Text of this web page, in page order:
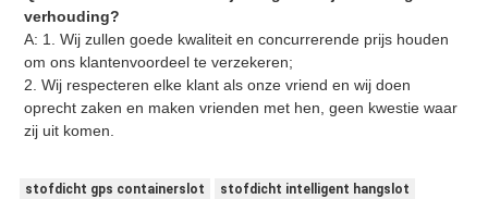
verhouding?
A: 1. Wij zullen goede kwaliteit en concurrerende prijs houden
om ons klantenvoordeel te verzekeren;
2. Wij respecteren elke klant als onze vriend en wij doen
oprecht zaken en maken vrienden met hen, geen kwestie waar
zij uit komen.
stofdicht gps containerslot
stofdicht intelligent hangslot